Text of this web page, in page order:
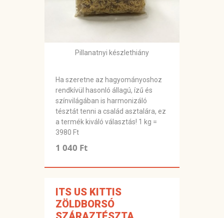
Pillanatnyi készlethiány
Ha szeretne az hagyományoshoz
rendkívül hasonló állagú, ízű és
színvilágában is harmonizáló
tésztát tenni a család asztalára, ez
a termék kiváló választás! 1 kg =
3980 Ft
1 040 Ft
ITS US KITTIS
ZÖLDBORSÓ